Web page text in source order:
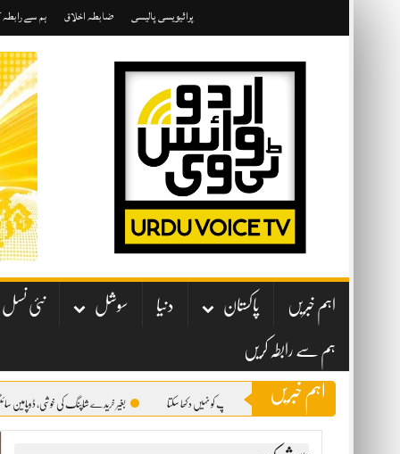
content
پرائیویسی پالیسی ضابطہ اخلاق ہم سے
اہم خبریں پاکستان دنیا سوشل نئی نسل
ہم سے رابطہ کریں
اہم خبریں
کے چہرے کی وہ حقیقت، جو آئینہ بھی آپ کو نہیں دکھا سکتا بغیر خریدے شاپنگ کی خوشی، ڈوپامین سائٹس کا حیران